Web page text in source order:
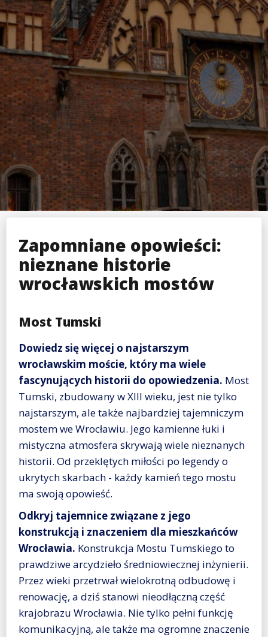
Zapomniane opowieści:
nieznane historie
wrocławskich mostów
Most Tumski
Dowiedz się więcej o najstarszym
wrocławskim moście, który ma wiele
fascynujących historii do opowiedzenia. Most
Tumski, zbudowany w XIII wieku, jest nie tylko
najstarszym, ale także najbardziej tajemniczym
mostem we Wrocławiu. Jego kamienne łuki i
mistyczna atmosfera skrywają wiele nieznanych
historii. Od przeklętych miłości po legendy o
ukrytych skarbach - każdy kamień tego mostu
ma swoją opowieść.
Odkryj tajemnice związane z jego
konstrukcją i znaczeniem dla mieszkańców
Wrocławia. Konstrukcja Mostu Tumskiego to
prawdziwe arcydzieło średniowiecznej inżynierii.
Przez wieki przetrwał wielokrotną odbudowę i
renowację, a dziś stanowi nieodłączną część
krajobrazu Wrocławia. Nie tylko pełni funkcję
komunikacyjną, ale także ma ogromne znaczenie